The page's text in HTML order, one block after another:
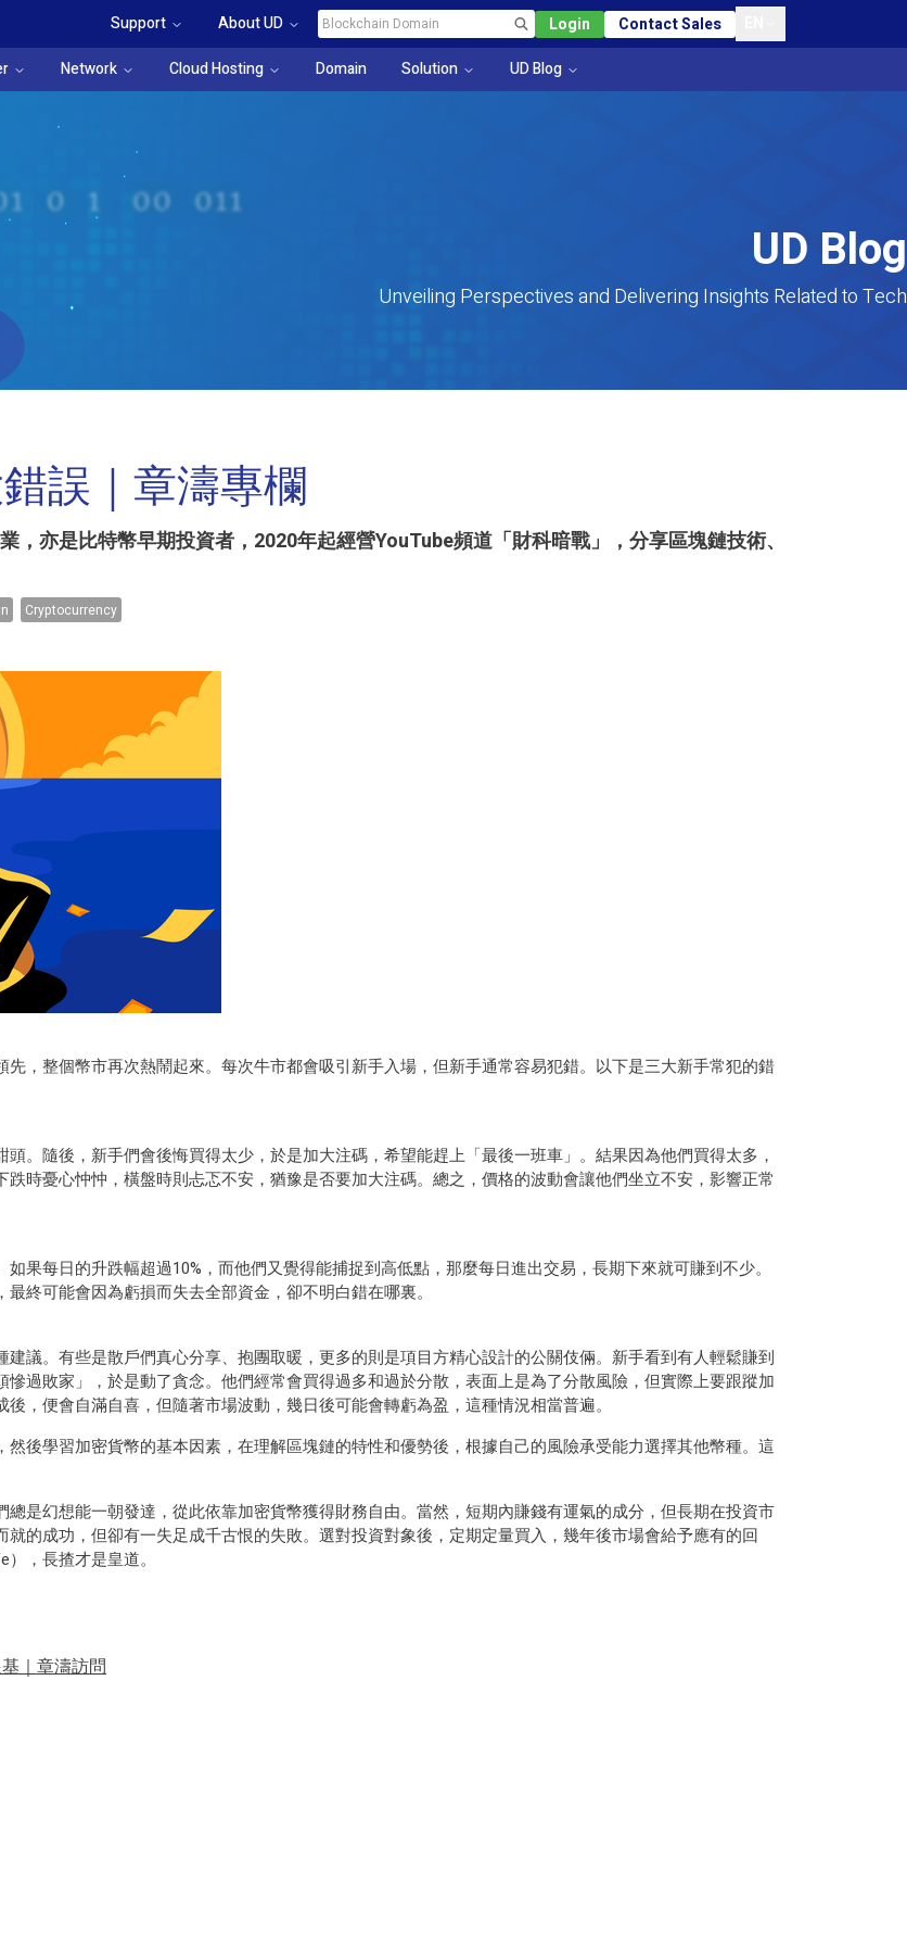
Support About UD Login Contact Sales
Network Cloud Hosting Domain Solution UD Blog
UD Blog
Unveiling Perspectives and Delivering Insights Related to Tech
誤｜章濤專欄
亦是比特幣早期投資者，2020年起經營YouTube頻道「財科暗戰」，分享區塊鏈技術、
Cryptocurrency
，整個幣市再次熱鬧起來。每次牛市都會吸引新手入場，但新手通常容易犯錯。以下是三大新手常犯的錯
。隨後，新手們會後悔買得太少，於是加大注碼，希望能趕上「最後一班車」。結果因為他們買得太多，
時憂心忡忡，橫盤時則忐忑不安，猶豫是否要加大注碼。總之，價格的波動會讓他們坐立不安，影響正常
果每日的升跌幅超過10%，而他們又覺得能捕捉到高低點，那麼每日進出交易，長期下來就可賺到不少。
終可能會因為虧損而失去全部資金，卻不明白錯在哪裏。
議。有些是散戶們真心分享、抱團取暖，更多的則是項目方精心設計的公關伎倆。新手看到有人輕鬆賺到
過敗家」，於是動了貪念。他們經常會買得過多和過於分散，表面上是為了分散風險，但實際上要跟蹤加
，便會自滿自喜，但隨著市場波動，幾日後可能會轉虧為盈，這種情況相當普遍。
後學習加密貨幣的基本因素，在理解區塊鏈的特性和優勢後，根據自己的風險承受能力選擇其他幣種。這
是幻想能一朝發達，從此依靠加密貨幣獲得財務自由。當然，短期內賺錢有運氣的成分，但長期在投資市
的成功，但卻有一失足成千古恨的失敗。選對投資對象後，定期定量買入，幾年後市場會給予應有的回
，長揸才是皇道。
｜章濤訪問